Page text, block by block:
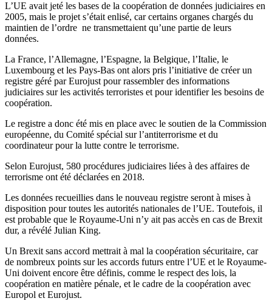
L’UE avait jeté les bases de la coopération de données judiciaires en
2005, mais le projet s’était enlisé, car certains organes chargés du
maintien de l’ordre ne transmettaient qu’une partie de leurs
données.
La France, l’Allemagne, l’Espagne, la Belgique, l’Italie, le
Luxembourg et les Pays-Bas ont alors pris l’initiative de créer un
registre géré par Eurojust pour rassembler des informations
judiciaires sur les activités terroristes et pour identifier les besoins de
coopération.
Le registre a donc été mis en place avec le soutien de la Commission
européenne, du Comité spécial sur l’antiterrorisme et du
coordinateur pour la lutte contre le terrorisme.
Selon Eurojust, 580 procédures judiciaires liées à des affaires de
terrorisme ont été déclarées en 2018.
Les données recueillies dans le nouveau registre seront à mises à
disposition pour toutes les autorités nationales de l’UE. Toutefois, il
est probable que le Royaume-Uni n’y ait pas accès en cas de Brexit
dur, a révélé Julian King.
Un Brexit sans accord mettrait à mal la coopération sécuritaire, car
de nombreux points sur les accords futurs entre l’UE et le Royaume-
Uni doivent encore être définis, comme le respect des lois, la
coopération en matière pénale, et le cadre de la coopération avec
Europol et Eurojust.